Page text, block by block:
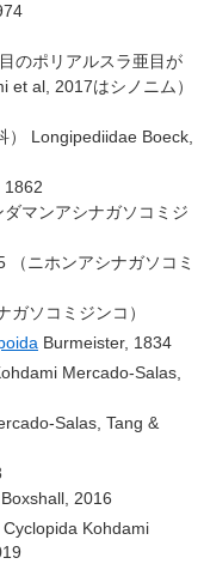
のポリアルスラ亜目が
et al, 2017はシノニム）
） Longipediidae Boeck,
1862
ダマンアシナガソコミジ
（ニホンアシナガソコミ
ガソコミジンコ）
Burmeister, 1834
Mercado-Salas,
Salas, Tang &
2016
Cyclopida Kohdami